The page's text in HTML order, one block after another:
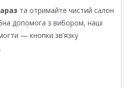
та отримайте чистий салон
допомога з вибором, наші
— кнопки зв’язку